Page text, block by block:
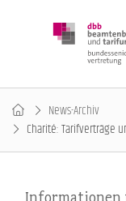
News-Archiv
Charité: Tarifverträge